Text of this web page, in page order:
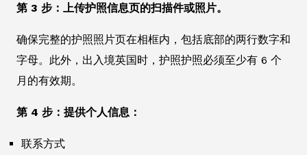
第 3 步：上传护照信息页的扫描件或照片。
确保完整的护照照片页在相框内，包括底部的两行数字和
字母。此外，出入境英国时，护照护照必须至少有 6 个
月的有效期。
第 4 步：提供个人信息：
联系方式